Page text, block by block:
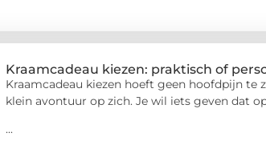
Kraamcadeau kiezen: praktisch of
Kraamcadeau kiezen hoeft geen hoofdpijn te
klein avontuur op zich. Je wil iets geven dat
...